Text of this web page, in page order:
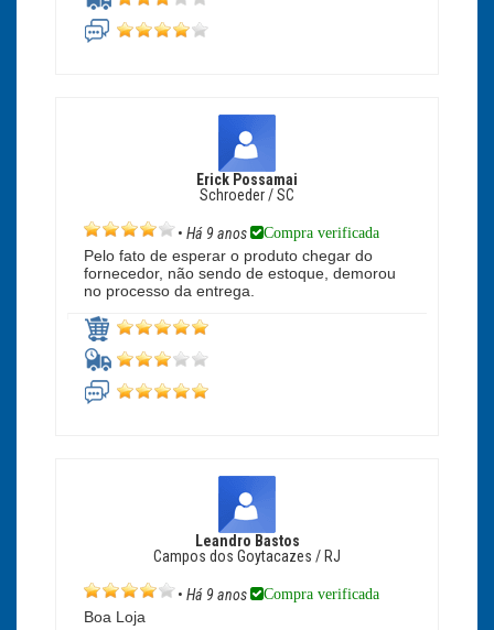
Erick Possamai
Schroeder / SC
• Há 9 anos Compra verificada
Pelo fato de esperar o produto chegar do
fornecedor, não sendo de estoque, demorou
no processo da entrega.
Leandro Bastos
Campos dos Goytacazes / RJ
• Há 9 anos Compra verificada
Boa Loja